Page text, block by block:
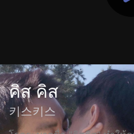
คิส คิส
키스키스